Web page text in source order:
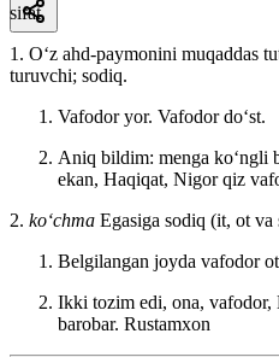
sifat
1. Oʻz ahd-paymonini muqaddas
turuvchi; sodiq.
Vafodor yor. Vafodor doʻst.
Aniq bildim: menga koʻngli
ekan, Haqiqat, Nigor qiz
2. koʻchma Egasiga sodiq (it, ot va
Belgilangan joyda vafodor
Ikki tozim edi, ona, vafodor,
barobar. Rustamxon